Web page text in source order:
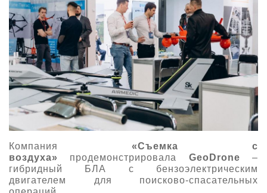
Компания «Съемка с
воздуха» продемонстрировала GeoDrone –
гибридный БЛА с бензоэлектрическим
двигателем для поисково-спасательных